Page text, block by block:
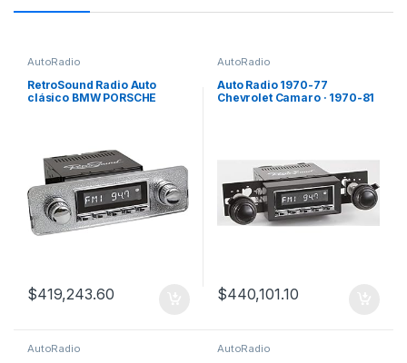
AutoRadio
RetroSound Radio Auto
clásico BMW PORSCHE
$419,243.60
AutoRadio
Auto Radio 1970-77
Chevrolet Camaro · 1970-81
$440,101.10
AutoRadio AutoRadio